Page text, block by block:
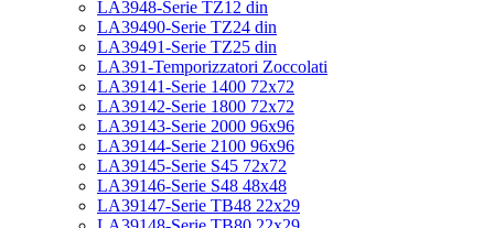
LA3948-Serie TZ12 din
LA39490-Serie TZ24 din
LA39491-Serie TZ25 din
LA391-Temporizzatori Zoccolati
LA39141-Serie 1400 72x72
LA39142-Serie 1800 72x72
LA39143-Serie 2000 96x96
LA39144-Serie 2100 96x96
LA39145-Serie S45 72x72
LA39146-Serie S48 48x48
LA39147-Serie TB48 22x29